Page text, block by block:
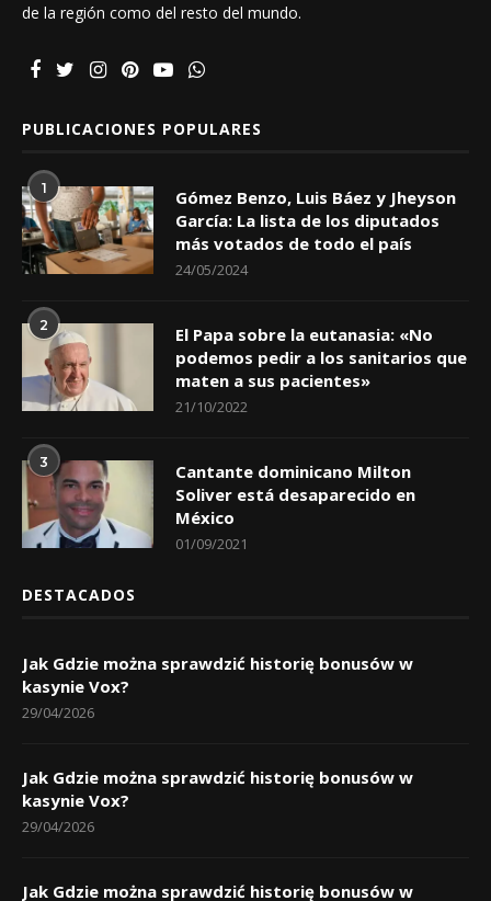
de la región como del resto del mundo.
PUBLICACIONES POPULARES
1
Gómez Benzo, Luis Báez y Jheyson
García: La lista de los diputados
más votados de todo el país
24/05/2024
2
El Papa sobre la eutanasia: «No
podemos pedir a los sanitarios que
maten a sus pacientes»
21/10/2022
3
Cantante dominicano Milton
Soliver está desaparecido en
México
01/09/2021
DESTACADOS
Jak Gdzie można sprawdzić historię bonusów w
kasynie Vox?
29/04/2026
Jak Gdzie można sprawdzić historię bonusów w
kasynie Vox?
29/04/2026
Jak Gdzie można sprawdzić historię bonusów w